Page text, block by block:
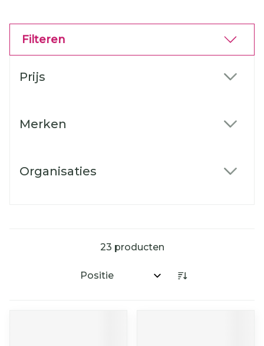
Filteren
Prijs
Merken
Organisaties
23 producten
Sorteer op: